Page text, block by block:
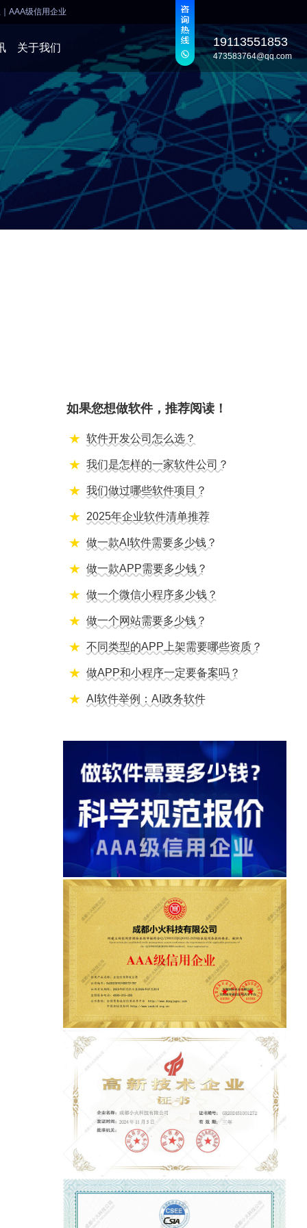
AAA级信用企业
关于我们 19113551853
473583764@qq.com
如果您想做软件，推荐阅读！
软件开发公司怎么选？
我们是怎样的一家软件公司？
我们做过哪些软件项目？
2025年企业软件清单推荐
做一款AI软件需要多少钱？
做一款APP需要多少钱？
做一个微信小程序多少钱？
做一个网站需要多少钱？
不同类型的APP上架需要哪些资质？
做APP和小程序一定要备案吗？
AI软件举例：AI政务软件